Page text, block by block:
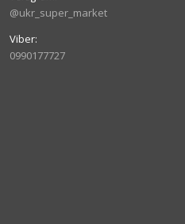
@ukr_super_market
0990177727